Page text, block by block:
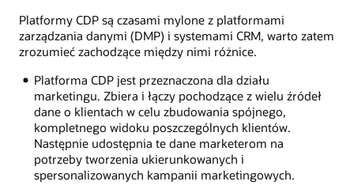
Platformy CDP są czasami mylone z platformami
zarządzania danymi (DMP) i systemami CRM, warto zatem
zrozumieć zachodzące między nimi różnice.
Platforma CDP jest przeznaczona dla działu
marketingu. Zbiera i łączy pochodzące z wielu źródeł
dane o klientach w celu zbudowania spójnego,
kompletnego widoku poszczególnych klientów.
Następnie udostępnia te dane marketerom na
potrzeby tworzenia ukierunkowanych i
spersonalizowanych kampanii marketingowych.